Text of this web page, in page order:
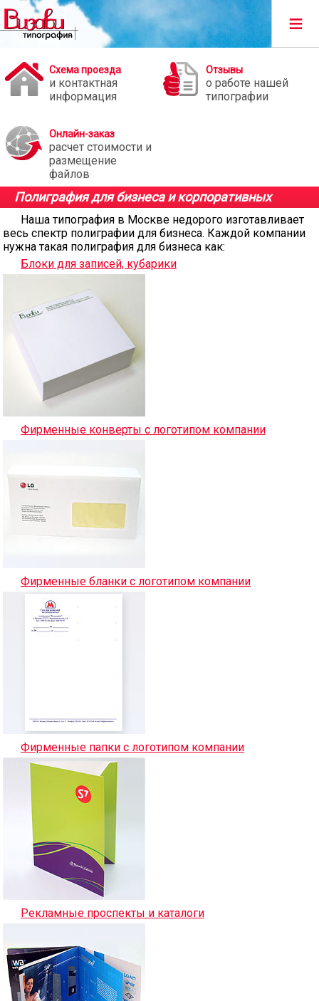
≡
Схема проезда
и контактная
информация
Отзывы
о работе нашей
типографии
Онлайн-заказ
расчет стоимости и
размещение
файлов
Полиграфия для бизнеса и корпоративных
клиентов
Наша типография в Москве недорого изготавливает
весь спектр полиграфии для бизнеса. Каждой компании
нужна такая полиграфия для бизнеса как:
Блоки для записей, кубарики
Фирменные конверты с логотипом компании
Фирменные бланки с логотипом компании
Фирменные папки с логотипом компании
Рекламные проспекты и каталоги